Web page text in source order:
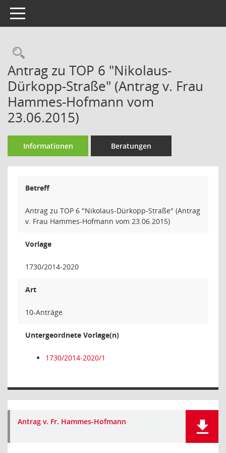
Toggle navigation
Rechercheauswahl
Antrag zu TOP 6 "Nikolaus-
Dürkopp-Straße" (Antrag v. Frau
Hammes-Hofmann vom
23.06.2015)
Informationen Beratungen
Betreff
Antrag zu TOP 6 "Nikolaus-Dürkopp-Straße" (Antrag
v. Frau Hammes-Hofmann vom 23.06.2015)
Vorlage
1730/2014-2020
Art
10-Anträge
Untergeordnete Vorlage(n)
1730/2014-2020/1
Antrag v. Fr. Hammes-Hofmann